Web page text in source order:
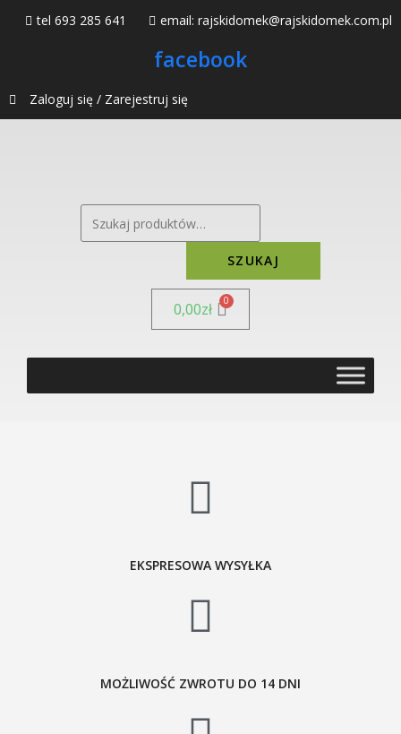
tel 693 285 641 email: rajskidomek@rajskidomek.com.pl
facebook
Zaloguj się / Zarejestruj się
SZUKAJ
0,00zł
EKSPRESOWA WYSYŁKA
MOŻLIWOŚĆ ZWROTU DO 14 DNI